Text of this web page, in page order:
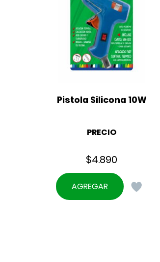
Pistola Silicona 10W
PRECIO
$4.890
AGREGAR